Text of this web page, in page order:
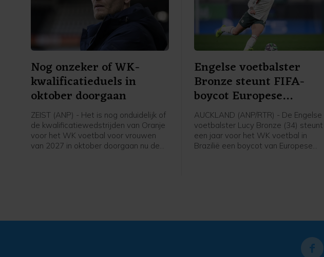
Nog onzeker of WK-
kwalificatieduels in
oktober doorgaan
ZEIST (ANP) - Het is nog onduidelijk of
de kwalificatiewedstrijden van Oranje
voor het WK voetbal voor vrouwen
van 2027 in oktober doorgaan nu de
Engelse voetbalster
Bronze steunt FIFA-
boycot Europese
speelsters
AUCKLAND (ANP/RTR) - De Engelse
voetbalster Lucy Bronze (34) steunt
een jaar voor het WK voetbal in
Brazilië een boycot van Europese
we sommige competities moeten
boycotten, dan moet dat gebeuren",